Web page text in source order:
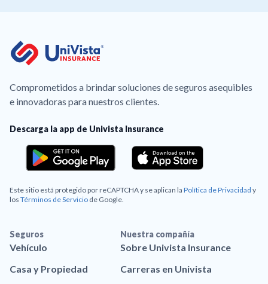
Comprometidos a brindar soluciones de seguros asequibles
e innovadoras para nuestros clientes.
Descarga la app de Univista Insurance
Este sitio está protegido por reCAPTCHA y se aplican la Política de Privacidad y
los Términos de Servicio de Google.
Seguros
Vehículo
Casa y Propiedad
Nuestra compañía
Sobre Univista Insurance
Carreras en Univista